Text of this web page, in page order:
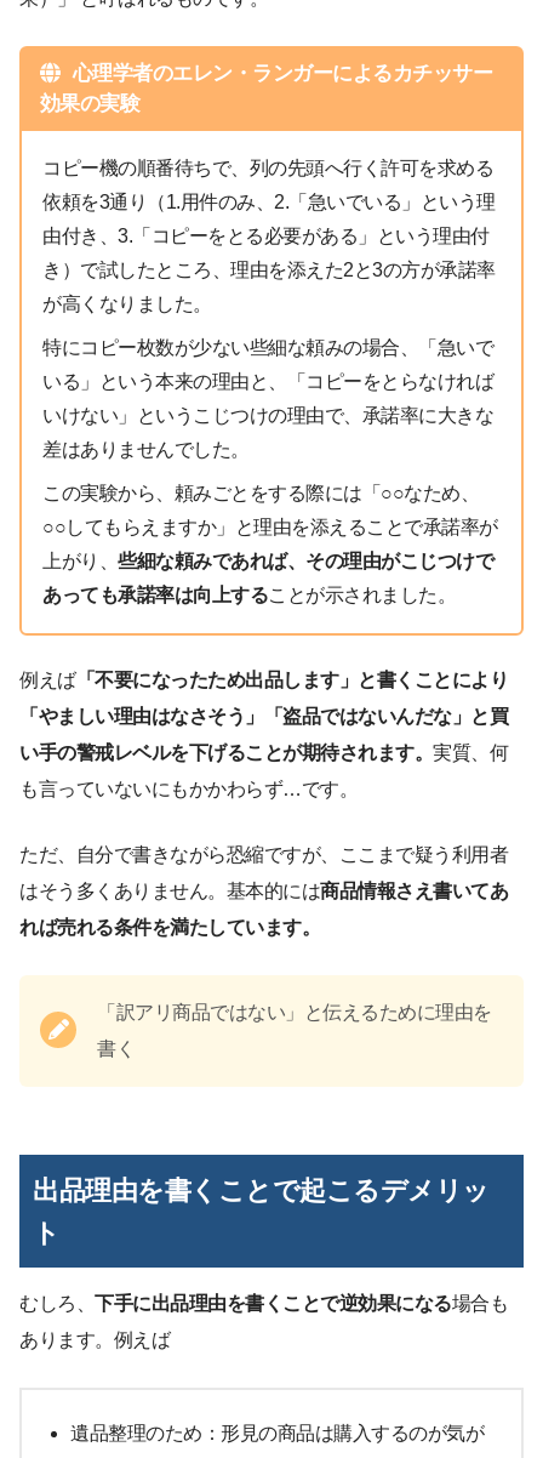
心理学者のエレン・ランガーによるカチッサー
効果の実験
コピー機の順番待ちで、列の先頭へ行く許可を求める
依頼を3通り（1.用件のみ、2.「急いでいる」という理
由付き、3.「コピーをとる必要がある」という理由付
き）で試したところ、理由を添えた2と3の方が承諾率
が高くなりました。
特にコピー枚数が少ない些細な頼みの場合、「急いで
いる」という本来の理由と、「コピーをとらなければ
いけない」というこじつけの理由で、承諾率に大きな
差はありませんでした。
この実験から、頼みごとをする際には「○○なため、
○○してもらえますか」と理由を添えることで承諾率が
上がり、些細な頼みであれば、その理由がこじつけで
あっても承諾率は向上することが示されました。
例えば「不要になったため出品します」と書くことにより
「やましい理由はなさそう」「盗品ではないんだな」と買
い手の警戒レベルを下げることが期待されます。 実質、何
も言っていないにもかかわらず…です。
ただ、自分で書きながら恐縮ですが、ここまで疑う利用者
はそう多くありません。基本的には商品情報さえ書いてあ
れば売れる条件を満たしています。
「訳アリ商品ではない」と伝えるために理由を
書く
出品理由を書くことで起こるデメリッ
ト
むしろ、 下手に出品理由を書くことで逆効果になる場合も
あります。例えば
遺品整理のため：形見の商品は購入するのが気が